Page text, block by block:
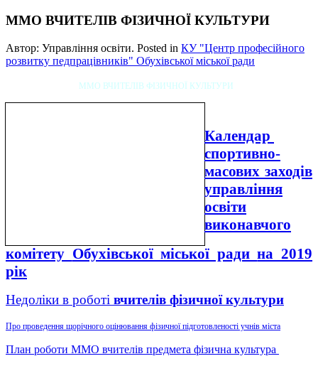
ММО ВЧИТЕЛІВ ФІЗИЧНОЇ КУЛЬТУРИ
Автор: Управління освіти. Posted in КУ "Центр професійного
розвитку педпрацівників" Обухівської міської ради
ММО ВЧИТЕЛІВ ФІЗИЧНОЇ КУЛЬТУРИ
Календар
спортивно-
масових заходів
управління
освіти
виконавчого
комітету Обухівської міської радина 2019
рік
Недоліки в роботі вчителів фізичної культури
Про проведення щорічного оцінювання фізичної підготовленості учнів міста
План роботи ММО вчителів предмета фізична культура